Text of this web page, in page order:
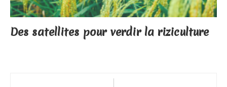
Des satellites pour verdir la riziculture